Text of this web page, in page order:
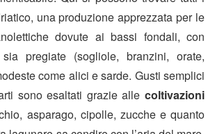
una produzione apprezzata per le
dovute ai bassi fondali, con
pregiate (sogliole, branzini, orate,
come alici e sarde. Gusti semplici
sono esaltati grazie alle coltivazioni
asparago, cipolle, zucche e quanto